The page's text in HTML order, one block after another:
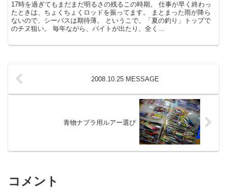
17時を過ぎてもまだまだ明るさの残るこの時期。 仕事が早く終わっ
たときは、ちょくちょくロッドを振ってます。 まとまった雨が降ら
ないので、シーバスは期待薄。 というこで、「夏の釣り」トップで
のチヌ狙い。 毎年ながら、バイトが出たり、全く...
2008.10.25 MESSAGE
青物ナブラ用ルアー選び
コメント